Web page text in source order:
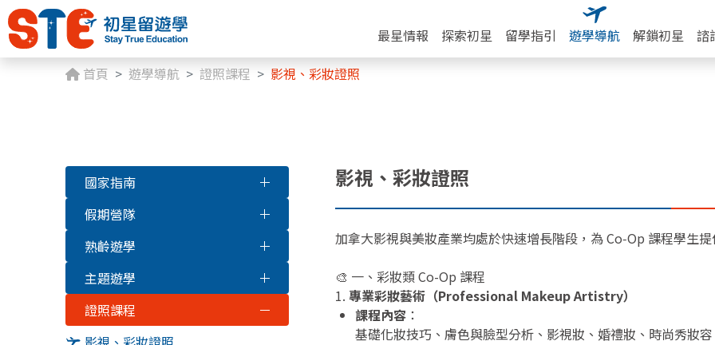
最星情報 探索初星 留學指引 遊學導航 解鎖初星
諮
首頁
遊學導航 證照課程 影視、彩妝證照
國家指南
假期營隊
熟齡遊學
主題遊學
證照課程
影視、彩妝證照
加拿大影視與美妝產業均處於快速增長階段，為 Co‑Op 課程學生
🎨 一、彩妝類 Co-Op 課程
1. 專業彩妝藝術（Professional Makeup Artistry）
課程內容 ：
基礎化妝技巧、膚色與臉型分析、影視妝、婚禮妝、時尚秀妝